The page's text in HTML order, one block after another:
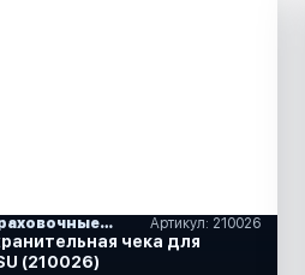
Чеки страховочные и кнопки остановки Артикул: 210026
чека для
(210026)